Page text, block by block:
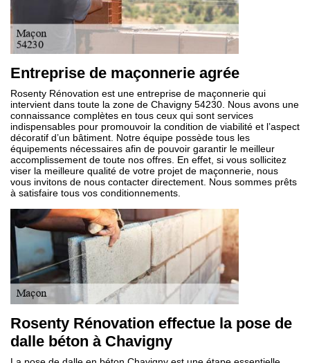
Entreprise de maçonnerie agrée
Rosenty Rénovation est une entreprise de maçonnerie qui
intervient dans toute la zone de Chavigny 54230. Nous avons une
connaissance complètes en tous ceux qui sont services
indispensables pour promouvoir la condition de viabilité et l’aspect
décoratif d’un bâtiment. Notre équipe possède tous les
équipements nécessaires afin de pouvoir garantir le meilleur
accomplissement de toute nos offres. En effet, si vous sollicitez
viser la meilleure qualité de votre projet de maçonnerie, nous
vous invitons de nous contacter directement. Nous sommes prêts
à satisfaire tous vos conditionnements.
Rosenty Rénovation effectue la pose de
dalle béton à Chavigny